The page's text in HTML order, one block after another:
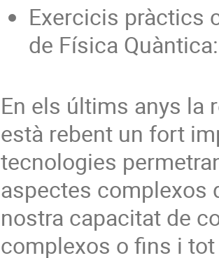
Exercicis pràctics
de Física Quàntica:
En els últims anys la
està rebent un fort
tecnologies
aspectes complexos
nostra capacitat de
complexos o fins i